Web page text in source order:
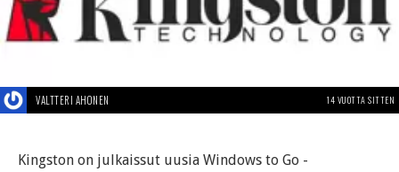
VALTTERI AHONEN 14 VUOTTA SITTEN
Kingston on julkaissut uusia Windows to Go -